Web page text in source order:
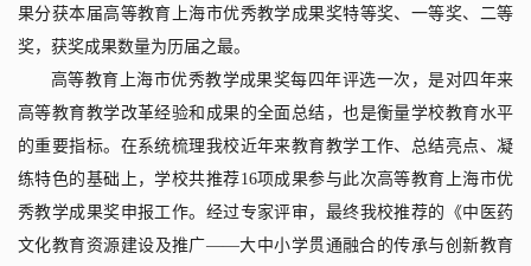
果分获本届高等教育上海市优秀教学成果奖特等奖、一等奖、二等
奖，获奖成果数量为历届之最。
高等教育上海市优秀教学成果奖每四年评选一次，是对四年来
高等教育教学改革经验和成果的全面总结，也是衡量学校教育水平
的重要指标。在系统梳理我校近年来教育教学工作、总结亮点、凝
练特色的基础上，学校共推荐16项成果参与此次高等教育上海市优
秀教学成果奖申报工作。经过专家评审，最终我校推荐的《中医药
文化教育资源建设及推广——大中小学贯通融合的传承与创新教育